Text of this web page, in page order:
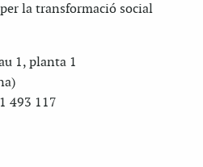
la transformació social
1, planta 1
493 117